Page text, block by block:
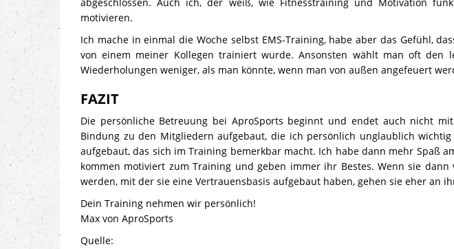
motivieren.
Ich mache in einmal die Woche selbst EMS-Training, habe aber das Gefühl,
von einem meiner Kollegen trainiert wurde. Ansonsten wählt man oft den
Wiederholungen weniger, als man könnte, wenn man von außen angefeuert
FAZIT
Die persönliche Betreuung bei AproSports beginnt und endet auch nicht
Bindung zu den Mitgliedern aufgebaut, die ich persönlich unglaublich
aufgebaut, das sich im Training bemerkbar macht. Ich habe dann mehr Spaß
kommen motiviert zum Training und geben immer ihr Bestes. Wenn sie
werden, mit der sie eine Vertrauensbasis aufgebaut haben, gehen sie eher an
Dein Training nehmen wir persönlich!
Max von AproSports
Quelle: